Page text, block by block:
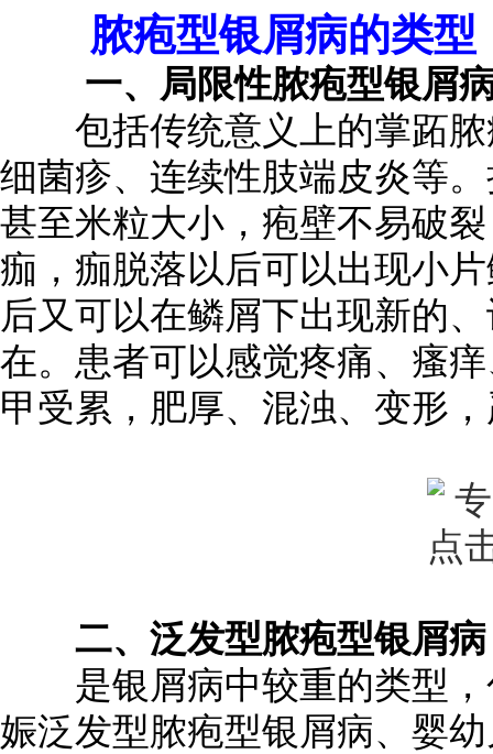
脓疱型银屑病的类型
一、局限性脓疱型银屑
包括传统意义上的掌跖脓
细菌疹、连续性肢端皮炎等
甚至米粒大小，疱壁不易破
痂，痂脱落以后可以出现小
后又可以在鳞屑下出现新的
在。患者可以感觉疼痛、瘙
甲受累，肥厚、混浊、变形
二、泛发型脓疱型银屑病
是银屑病中较重的类型，
娠泛发型脓疱型银屑病、婴